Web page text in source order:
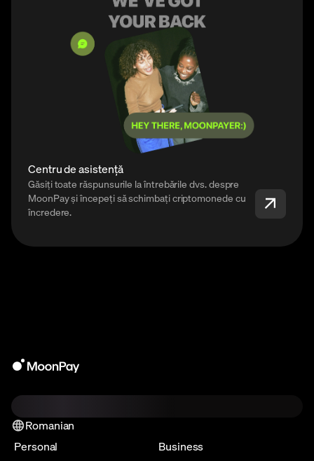
Centru de asistență
Găsiți toate răspunsurile la întrebările dvs. despre
MoonPay și începeți să schimbați criptomonede cu
încredere.
Romanian
Personal
Business